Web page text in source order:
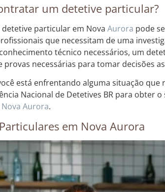
um detetive particular?
particular em Nova Aurora pode
que necessitam de uma
técnico necessários, um
provas necessárias para tomar decisões
está enfrentando alguma situação que
Nacional de Detetives BR para obter
Nova Aurora.
em Nova Aurora